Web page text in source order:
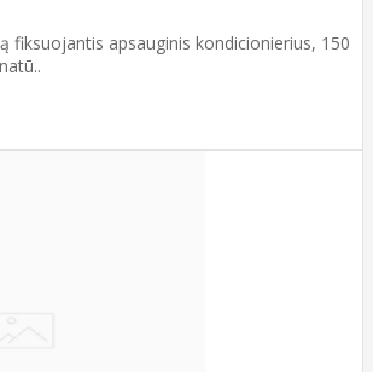
fiksuojantis apsauginis kondicionierius, 150